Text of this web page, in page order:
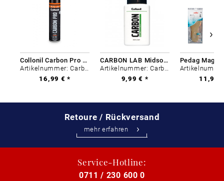
Collonil Carbon Pro 400 ml
Artikelnummer: Carbon-0
16,99 € *
CARBON LAB Midsole Cleaner
Artikelnummer: Carbon-0
9,99 € *
11,99
Retoure / Rückversand
mehr erfahren
Service-Hotline:
0711 / 230 600 0